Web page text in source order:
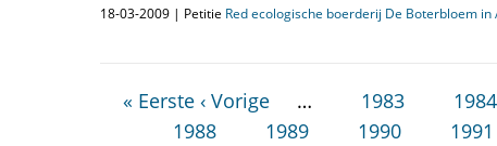
18-03-2009 | Petitie Red ecologische boerderij De Boterbloem in
« Eerste ‹ Vorige … 1983 1984
1988
1989 1990 1991